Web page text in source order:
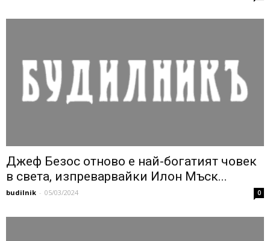
Джеф Безос отново е най-богатият човек
в света, изпреварвайки Илон Мъск...
budilnik - 05/03/2024 0